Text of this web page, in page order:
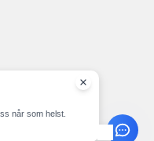
når som helst.